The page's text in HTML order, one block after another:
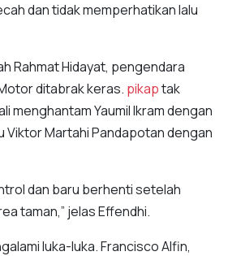
dan tidak memperhatikan lalu
Rahmat Hidayat, pengendara
ditabrak keras. pikaptak
menghantam Yaumil Ikram dengan
Viktor Martahi Pandapotan dengan
dan baru berhenti setelah
taman,” jelas Effendhi.
luka-luka. Francisco Alfin,